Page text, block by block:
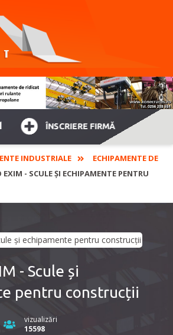
ÎNSCRIERE FIRMĂ
INDUSTRIALE
ECHIPAMENTE DE
EXIM - SCULE ȘI ECHIPAMENTE PENTRU
- Scule și
pentru construcții
vizualizări
15598